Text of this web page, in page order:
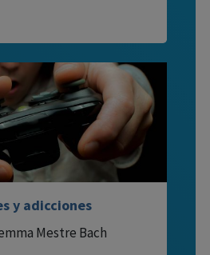
y adicciones
Mestre Bach